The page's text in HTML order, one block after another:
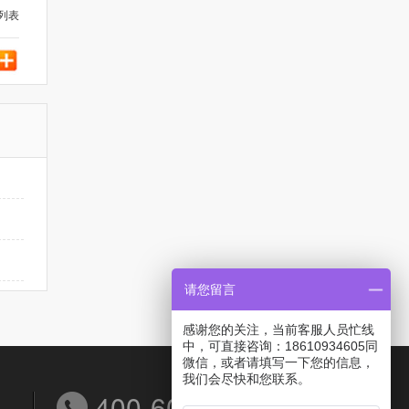
表
请您留言
感谢您的关注，当前客服人员忙线
中，可直接咨询：18610934605同
微信，或者请填写一下您的信息，
我们会尽快和您联系。